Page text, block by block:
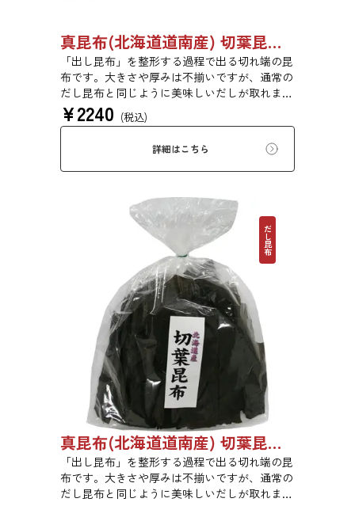
真昆布(北海道道南産) 切葉昆布 500g 【●受注生産品】03110011
「出し昆布」を整形する過程で出る切れ端の昆
布です。大きさや厚みは不揃いですが、通常の
だし昆布と同じように美味しいだしが取れま
す。
¥2240 (税込)
詳細はこちら
だし昆布
真昆布(北海道道南産) 切葉昆布 1kg 【●受注生産品】03070048
「出し昆布」を整形する過程で出る切れ端の昆
布です。大きさや厚みは不揃いですが、通常の
だし昆布と同じように美味しいだしが取れま